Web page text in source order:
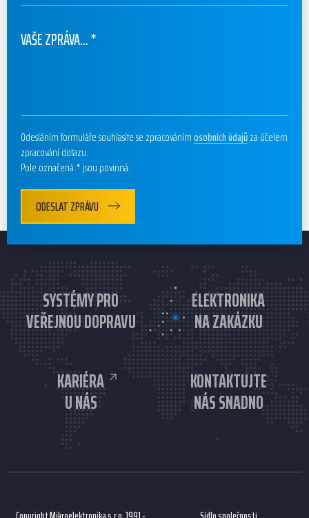
VAŠE ZPRÁVA...*
Odesláním formuláře souhlasíte se zpracovánímosobních údajůza účelem
zpracování dotazu.
Pole označená * jsou povinná.
ODESLAT ZPRÁVU
SYSTÉMY PRO
VEŘEJNOU DOPRAVU
ELEKTRONIKA
NA ZAKÁZKU
KARIÉRA
U NÁS
KONTAKTUJTE
NÁS SNADNO